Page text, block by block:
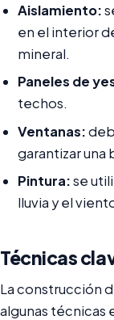
Aislamiento:
en el interior
mineral.
Paneles de
techos.
Ventanas:
garantizar una
Pintura:se
lluvia y el
Técnicas
La construcción
algunas técnicas